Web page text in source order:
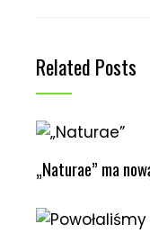
Related Posts
„Naturae” ma